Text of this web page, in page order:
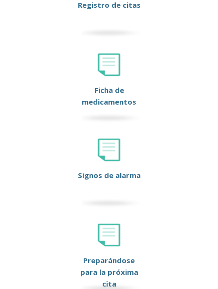
Registro de citas
Ficha de
medicamentos
Signos de alarma
Preparándose
para la próxima
cita